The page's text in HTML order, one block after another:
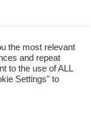
wahr(2025)
Akteure
and repeat
to the use of ALL
Settings" to